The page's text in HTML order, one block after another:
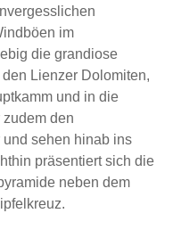
im
die grandiose
Lienzer Dolomiten,
und in die
den
sehen hinab ins
präsentiert sich die
neben dem